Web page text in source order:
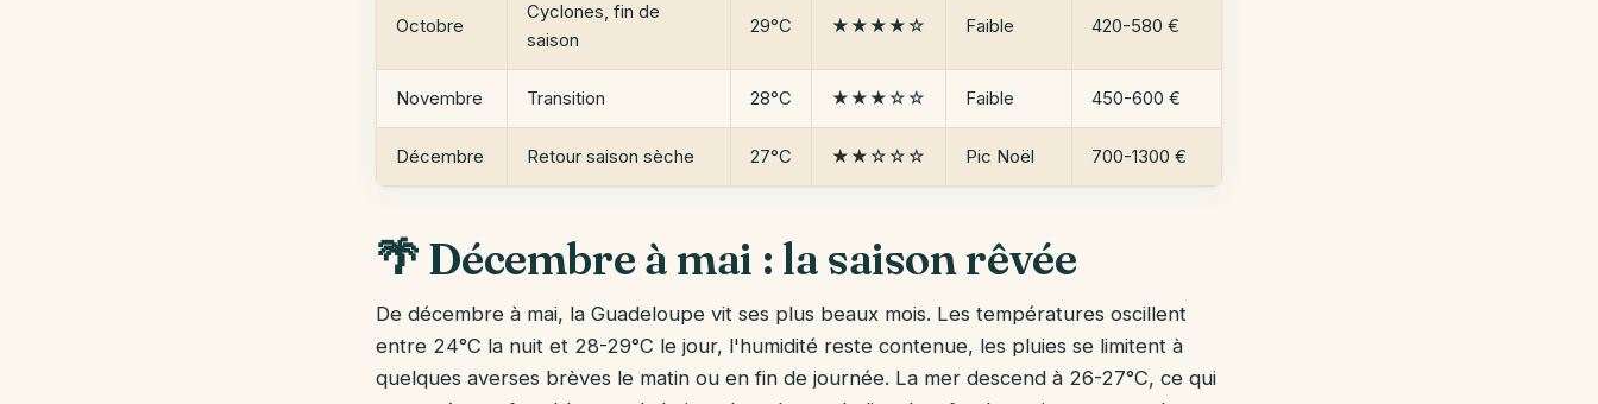
Octobre
Cyclones, fin de
saison
29°C ★★★★☆ Faible 420-580 €
Novembre Transition 28°C ★★★☆☆ Faible 450-600 €
Décembre Retour saison sèche 27°C ★★☆☆☆ Pic Noël 700-1300 €
🌴 Décembre à mai : la saison rêvée
De décembre à mai, la Guadeloupe vit ses plus beaux mois. Les températures oscillent
entre 24°C la nuit et 28-29°C le jour, l'humidité reste contenue, les pluies se limitent à
quelques averses brèves le matin ou en fin de journée. La mer descend à 26-27°C, ce qui